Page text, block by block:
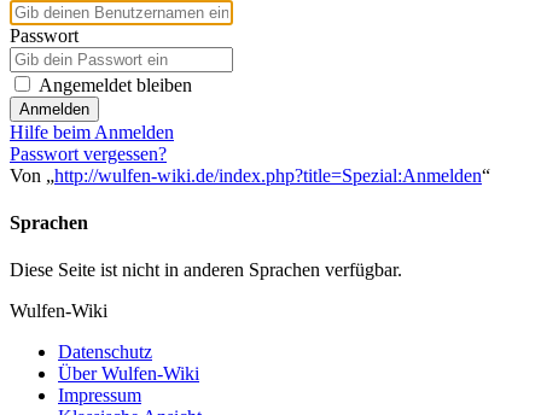
Passwort
Angemeldet bleiben
Anmelden
Hilfe beim Anmelden
Passwort vergessen?
Von „http://wulfen-wiki.de/index.php?title=Spezial:Anmelden“
Sprachen
Diese Seite ist nicht in anderen Sprachen verfügbar.
Wulfen-Wiki
Datenschutz
Über Wulfen-Wiki
Impressum